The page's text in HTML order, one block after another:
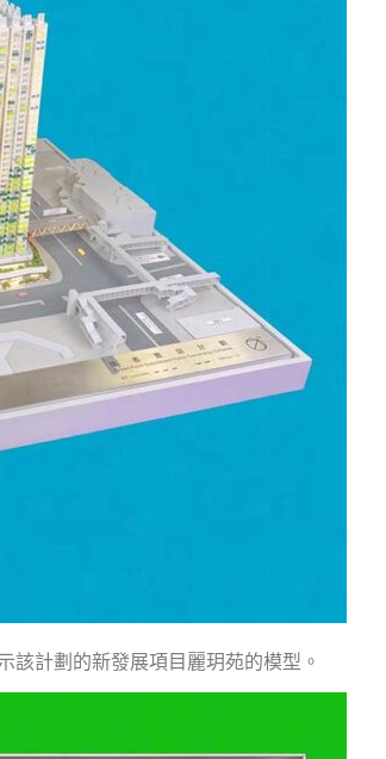
該計劃的新發展項目麗玥苑的模型。